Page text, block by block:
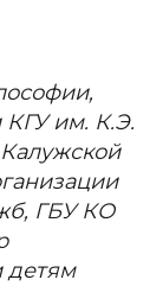
КГУ им. К.Э.
ГБУ КО
детям